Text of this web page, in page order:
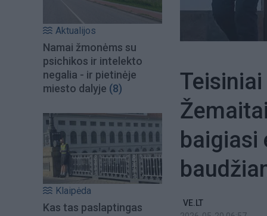
Aktualijos
Namai žmonėms su
psichikos ir intelekto
negalia - ir pietinėje
miesto dalyje (8)
Klaipėda
Kas tas paslaptingas
baigiasi
VE.LT